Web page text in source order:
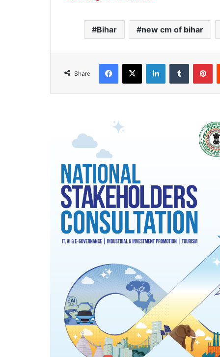
Bihar new cm of bihar
Share